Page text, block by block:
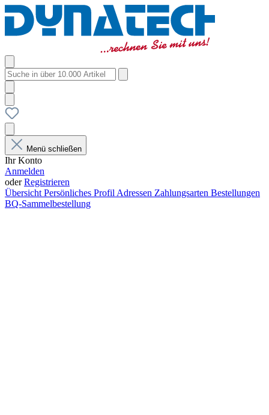
Menü schließen
Ihr Konto
Anmelden
oderRegistrieren
Übersicht Persönliches Profil Adressen Zahlungsarten Bestellungen
BQ-Sammelbestellung